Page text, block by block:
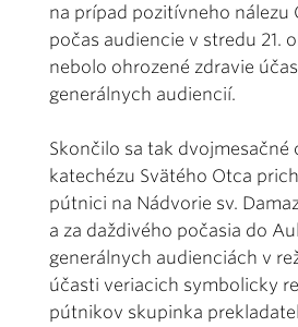
na prípad pozitívneho nálezu
počas audiencie v stredu 21.
nebolo ohrozené zdravie
generálnych audiencií.
Skončilo sa tak dvojmesačné
katechézu Svätého Otca
pútnici na Nádvorie sv.
a za daždivého počasia do
generálnych audienciách v
účasti veriacich symbolicky
pútnikov skupinka